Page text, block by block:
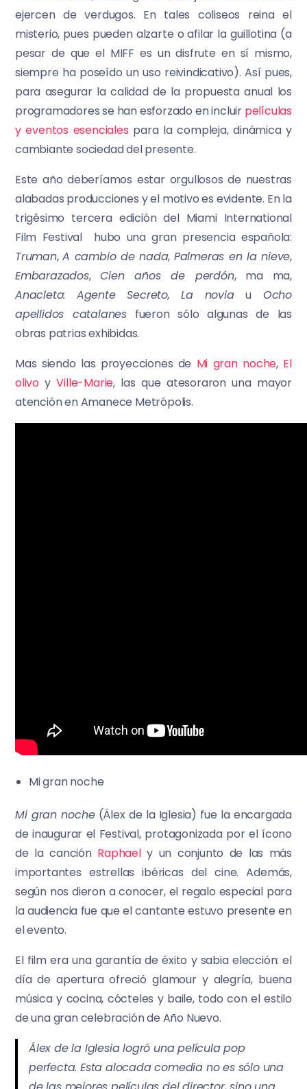
ejercen de verdugos. En tales coliseos reina el
misterio, pues pueden alzarte o afilar la guillotina (a
pesar de que el MIFF es un disfrute en sí mismo,
siempre ha poseído un uso reivindicativo). Así pues,
para asegurar la calidad de la propuesta anual los
programadores se han esforzado en incluir películas
y eventos esenciales para la compleja, dinámica y
cambiante sociedad del presente.
Este año deberíamos estar orgullosos de nuestras
alabadas producciones y el motivo es evidente. En la
trigésimo tercera edición del Miami International
Film Festival hubo una gran presencia española:
Truman,A cambio de nada, Palmeras en la nieve,
Embarazados,Cien años de perdón, ma ma,
Anacleto: Agente Secreto, La noviau Ocho
apellidos catalanes fueron sólo algunas de las
obras patrias exhibidas.
Mas siendo las proyecciones de Mi gran noche, El
olivo yVille-Marie, las que atesoraron una mayor
atención en Amanece Metrópolis.
Mi gran noche
Mi gran noche(Álex de la Iglesia) fue la encargada
de inaugurar el Festival, protagonizada por el ícono
de la canción Raphaely un conjunto de las más
importantes estrellas ibéricas del cine. Además,
según nos dieron a conocer, el regalo especial para
la audiencia fue que el cantante estuvo presente en
el evento.
El film era una garantía de éxito y sabia elección: el
día de apertura ofreció glamour y alegría, buena
música y cocina, cócteles y baile, todo con el estilo
de una gran celebración de Año Nuevo.
Álex de la Iglesia logró una película pop
perfecta. Esta alocada comedia no es sólo una